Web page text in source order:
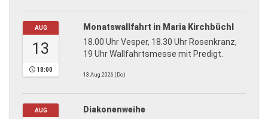
AUG
13
18:00
Monatswallfahrt in Maria Kirchbüchl
18.00 Uhr Vesper, 18.30 Uhr Rosenkranz,
19 Uhr Wallfahrtsmesse mit Predigt.
13.Aug.2026 (Do)
AUG
Diakonenweihe